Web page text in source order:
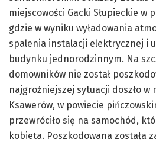
miejscowości Gacki Słupieckie w
gdzie w wyniku wyładowania
spalenia instalacji elektrycznej i
budynku jednorodzinnym. Na
domowników nie został
najgroźniejszej sytuacji doszło w
Ksawerów, w powiecie
przewróciło się na samochód,
kobieta. Poszkodowana została